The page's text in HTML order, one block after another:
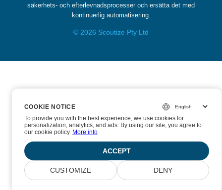
säkerhets- och efterlevnadsprocesser och ersätta det med
kontinuerlig automatisering.
© 2026 Scoutize Pty Ltd
COOKIE NOTICE
To provide you with the best experience, we use cookies for
personalization, analytics, and ads. By using our site, you agree to
our cookie policy. More info
ACCEPT
CUSTOMIZE DENY
COOKIE NOTICE
To provide you with the best experience, we use cookies for
personalization, analytics, and ads. By using our site, you agree to
our cookie policy. More info
ACCEPT
CUSTOMIZE DENY